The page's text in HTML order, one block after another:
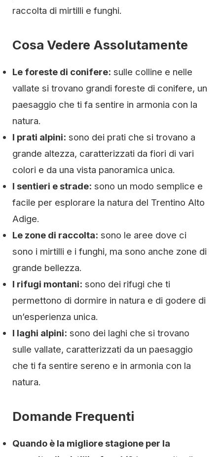
raccolta di mirtilli e funghi.
Cosa Vedere Assolutamente
Le foreste di conifere: sulle colline e nelle
vallate si trovano grandi foreste di conifere, un
paesaggio che ti fa sentire in armonia con la
natura.
I prati alpini: sono dei prati che si trovano a
grande altezza, caratterizzati da fiori di vari
colori e da una vista panoramica unica.
I sentieri e strade: sono un modo semplice e
facile per esplorare la natura del Trentino Alto
Adige.
Le zone di raccolta: sono le aree dove ci
sono i mirtilli e i funghi, ma sono anche zone di
grande bellezza.
I rifugi montani: sono dei rifugi che ti
permettono di dormire in natura e di godere di
un’esperienza unica.
I laghi alpini: sono dei laghi che si trovano
sulle vallate, caratterizzati da un paesaggio
che ti fa sentire sereno e in armonia con la
natura.
Domande Frequenti
Quando è la migliore stagione per la